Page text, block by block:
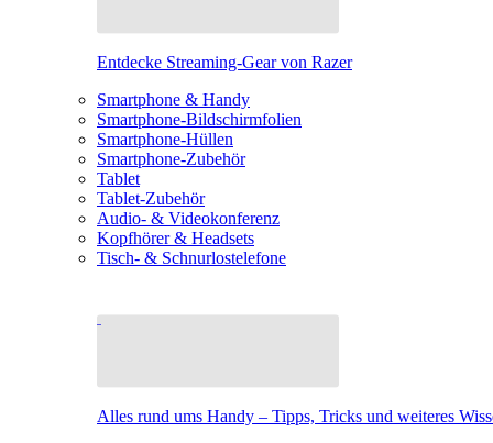
Entdecke Streaming-Gear von Razer
Smartphone & Handy
Smartphone-Bildschirmfolien
Smartphone-Hüllen
Smartphone-Zubehör
Tablet
Tablet-Zubehör
Audio- & Videokonferenz
Kopfhörer & Headsets
Tisch- & Schnurlostelefone
Alles rund ums Handy – Tipps, Tricks und weiteres